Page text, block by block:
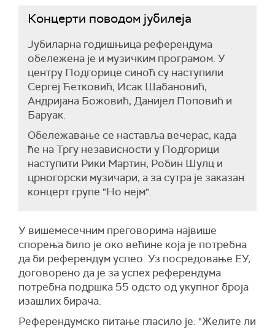
Концерти поводом јубилеја
Јубиларна годишњица референдума
обележена је и музичким програмом. У
центру Подгорице синоћ су наступили
Сергеј Ћетковић, Исак Шабановић,
Андријана Божовић, Данијел Поповић и
Барyак.
Обележавање се наставља вечерас, када
ће на Тргу независности у Подгорици
наступити Рики Мартин, Робин Шулц и
црногорски музичари, а за сутра је заказан
концерт групе "Но нејм".
У вишемесечним преговорима највише
спорења било је око већине која је потребна
да би референдум успео. Уз посредовање ЕУ,
договорено да је за успех референдума
потребна подршка 55 одсто од укупног броја
изашлих бирача.
Референдумско питање гласило је: "Желите ли